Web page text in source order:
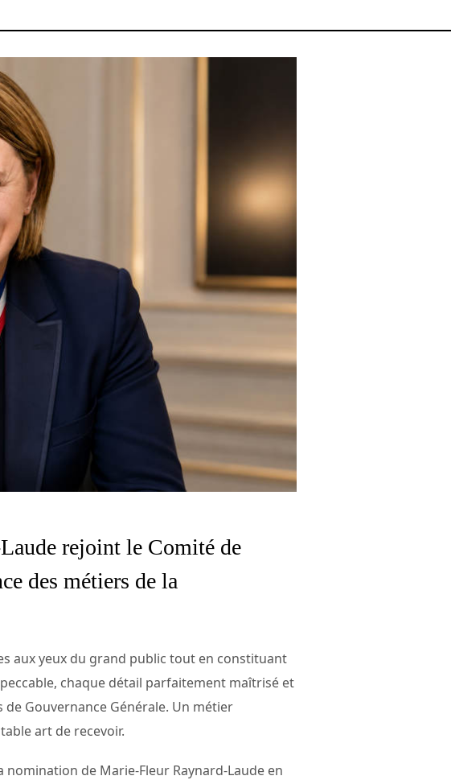
rejoint le Comité de
des métiers de la
aux yeux du grand public tout en constituant
chaque détail parfaitement maîtrisé et
Gouvernance Générale. Un métier
art de recevoir.
nomination de Marie-Fleur Raynard-Laude en